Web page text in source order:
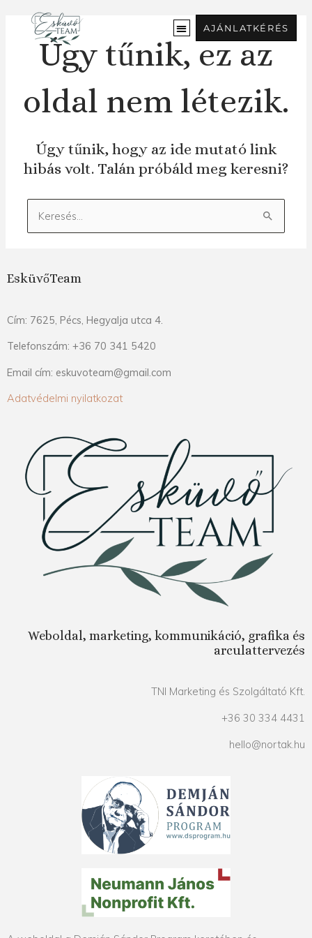
tartalomra
AJÁNLATKÉRÉS
Úgy tűnik, ez az
oldal nem létezik.
Úgy tűnik, hogy az ide mutató link
hibás volt. Talán próbáld meg keresni?
Keresés:
EsküvőTeam
Cím: 7625, Pécs, Hegyalja utca 4.
Telefonszám: +36 70 341 5420
Email cím: eskuvoteam@gmail.com
Adatvédelmi nyilatkozat
Weboldal, marketing, kommunikáció, grafika és
arculattervezés
TNI Marketing és Szolgáltató Kft.
+36 30 334 4431
hello@nortak.hu